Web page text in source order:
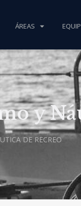
ÁREAS
y
DE RECREO